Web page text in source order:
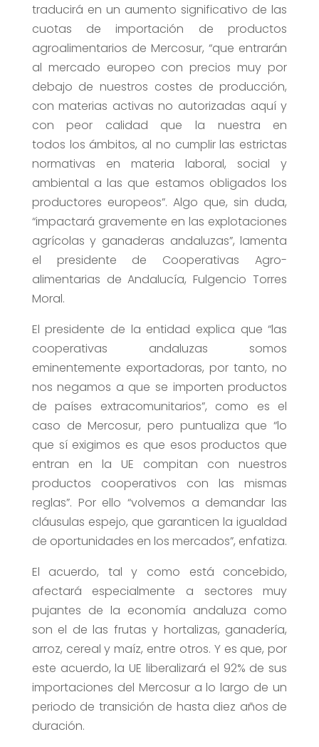
traducirá en un aumento significativo de las
cuotas de importación de productos
agroalimentarios de Mercosur, “que entrarán
al mercado europeo con precios muy por
debajo de nuestros costes de producción,
con materias activas no autorizadas aquí y
con peor calidad que la nuestra en
todos los ámbitos, al no cumplir las estrictas
normativas en materia laboral, social y
ambiental a las que estamos obligados los
productores europeos”. Algo que, sin duda,
“impactará gravemente en las explotaciones
agrícolas y ganaderas andaluzas”, lamenta
el presidente de Cooperativas Agro-
alimentarias de Andalucía, Fulgencio Torres
Moral.
El presidente de la entidad explica que “las
cooperativas andaluzas somos
eminentemente exportadoras, por tanto, no
nos negamos a que se importen productos
de países extracomunitarios”, como es el
caso de Mercosur, pero puntualiza que “lo
que sí exigimos es que esos productos que
entran en la UE compitan con nuestros
productos cooperativos con las mismas
reglas”. Por ello “volvemos a demandar las
cláusulas espejo, que garanticen la igualdad
de oportunidades en los mercados”, enfatiza.
El acuerdo, tal y como está concebido,
afectará especialmente a sectores muy
pujantes de la economía andaluza como
son el de las frutas y hortalizas, ganadería,
arroz, cereal y maíz, entre otros. Y es que, por
este acuerdo, la UE liberalizará el 92% de sus
importaciones del Mercosur a lo largo de un
periodo de transición de hasta diez años de
duración.